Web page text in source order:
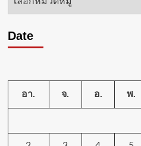
Date
อา. จ. อ. พ.